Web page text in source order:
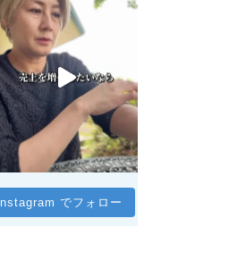
Instagram でフォロー